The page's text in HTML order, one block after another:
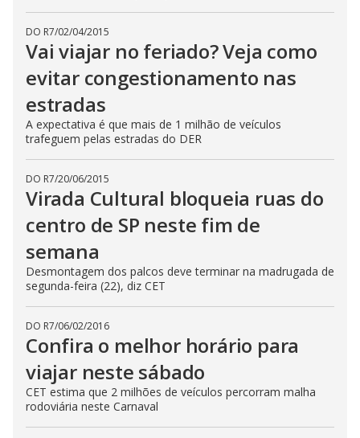
DO R7/02/04/2015
Vai viajar no feriado? Veja como
evitar congestionamento nas
estradas
A expectativa é que mais de 1 milhão de veículos
trafeguem pelas estradas do DER
DO R7/20/06/2015
Virada Cultural bloqueia ruas do
centro de SP neste fim de
semana
Desmontagem dos palcos deve terminar na madrugada de
segunda-feira (22), diz CET
DO R7/06/02/2016
Confira o melhor horário para
viajar neste sábado
CET estima que 2 milhões de veículos percorram malha
rodoviária neste Carnaval